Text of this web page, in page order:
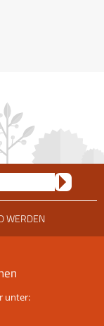
WERDEN
unter: